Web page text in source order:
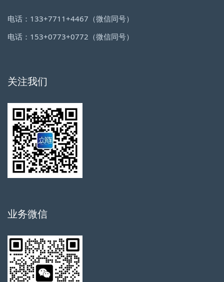
电话：133+7711+4467（微信同号）
电话：153+0773+0772（微信同号）
关注我们
业务微信